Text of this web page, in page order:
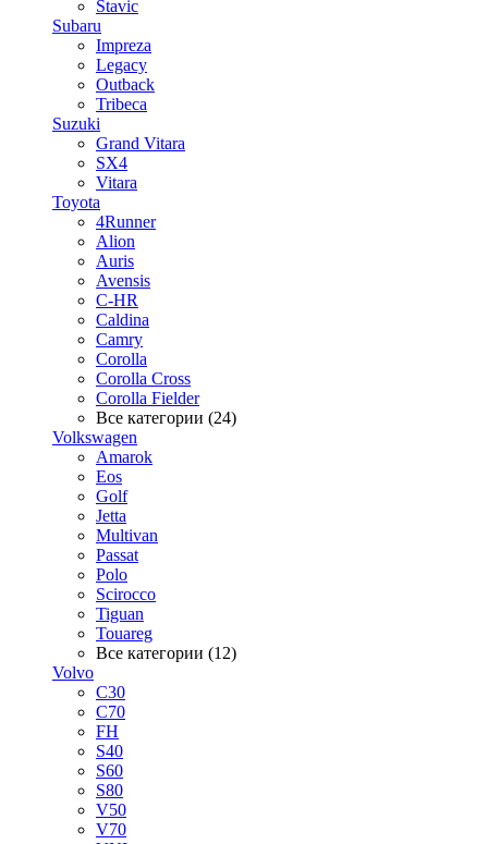
Stavic
Subaru
Impreza
Legacy
Outback
Tribeca
Suzuki
Grand Vitara
SX4
Vitara
Toyota
4Runner
Alion
Auris
Avensis
C-HR
Caldina
Camry
Corolla
Corolla Cross
Corolla Fielder
Все категории (24)
Volkswagen
Amarok
Eos
Golf
Jetta
Multivan
Passat
Polo
Scirocco
Tiguan
Touareg
Все категории (12)
Volvo
C30
C70
FH
S40
S60
S80
V50
V70